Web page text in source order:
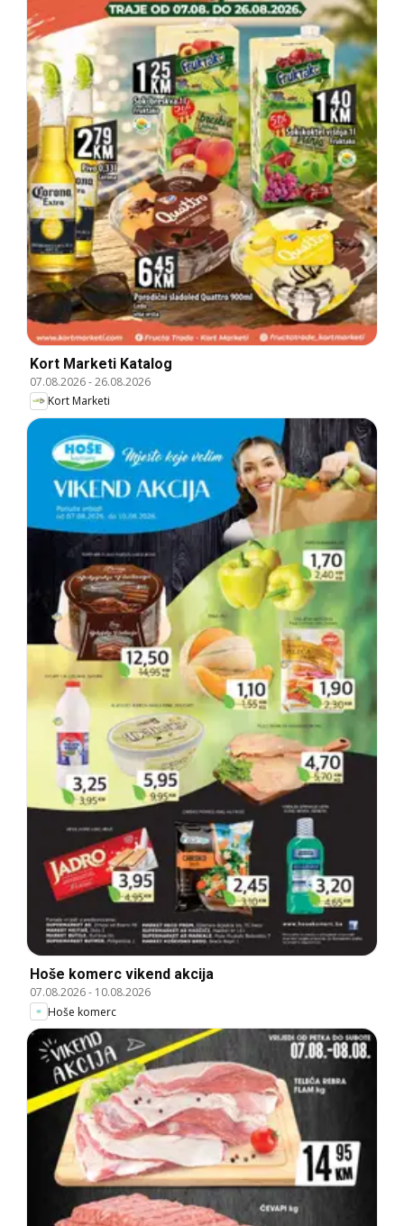
Kort Marketi Katalog
07.08.2026-26.08.2026
Kort Marketi
Hoše komerc vikend akcija
07.08.2026- 10.08.2026
Hoše komerc